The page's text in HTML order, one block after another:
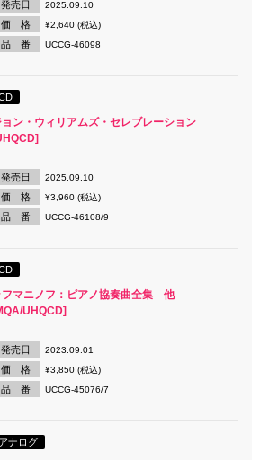
発売日 2025.09.10
価 格 ¥2,640 (税込)
品 番 UCCG-46098
ョン・ウィリアムズ・セレブレーション
発売日 2025.09.10
価 格 ¥3,960 (税込)
品 番 UCCG-46108/9
フマニノフ：ピアノ協奏曲全集 他
UHQCD]
発売日 2023.09.01
価 格 ¥3,850 (税込)
品 番 UCCG-45076/7
アナログ